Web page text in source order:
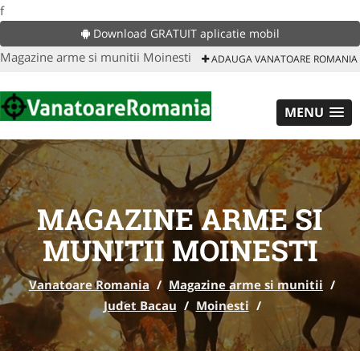
f
Download GRATUIT aplicatie mobil
Magazine arme si munitii Moinesti ADAUGA VANATOARE ROMANIA
MENU
MAGAZINE ARME SI
MUNITII MOINESTI
Vanatoare Romania / Magazine arme si munitii /
Judet Bacau / Moinesti /